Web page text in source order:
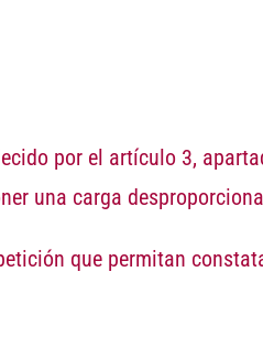
por el artículo 3,
una carga
que permitan